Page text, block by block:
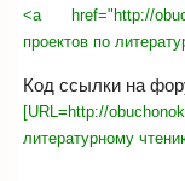
<a href="http://
проектов по
Код ссылки на
[URL=http://
литературному